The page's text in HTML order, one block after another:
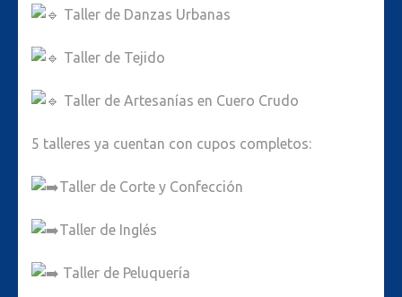
Taller de Danzas Urbanas
Taller de Tejido
Taller de Artesanías en Cuero Crudo
5 talleres ya cuentan con cupos completos:
Taller de Corte y Confección
Taller de Inglés
Taller de Peluquería